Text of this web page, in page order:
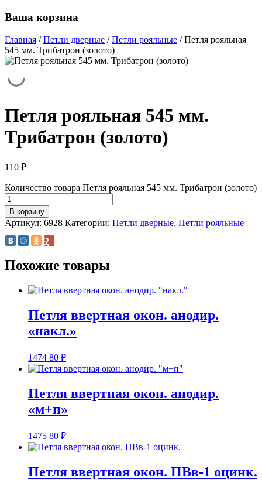
Ваша корзина
Главная / Петли дверные / Петли рояльные / Петля рояльная
545 мм. Трибатрон (золото)
Петля рояльная 545 мм.
Трибатрон (золото)
110 ₽
Количество товара Петля рояльная 545 мм. Трибатрон (золото)
В корзину
Артикул: 6928 Категории: Петли дверные, Петли рояльные
Похожие товары
Петля ввертная окон. анодир.
«накл.»
1474 80 ₽
Петля ввертная окон. анодир.
«м+п»
1475 80 ₽
Петля ввертная окон. ПВв-1 оцинк.